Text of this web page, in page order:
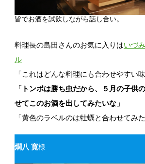
皆でお酒を試飲しながら話し合い。
料理長の島田さんのお気に入りはいづ
ル
「これはどんな料理にも合わせやすい味
「トンボは勝ち虫だから、５月の子供
せてこのお酒を出してみたいな」
「黄色のラベルのは牡蠣と合わせてみた
燗八 寛様